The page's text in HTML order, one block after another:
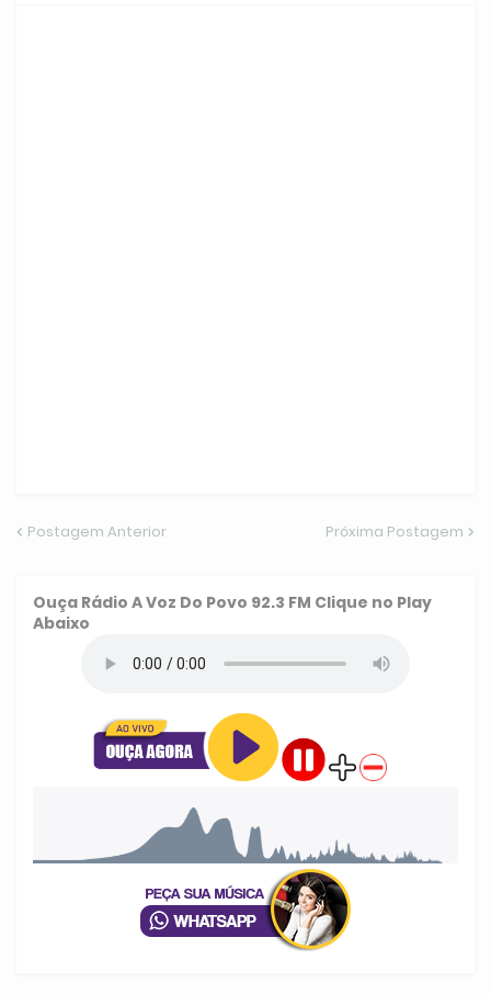
Postagem Anterior Próxima Postagem
Ouça Rádio A Voz Do Povo 92.3 FM Clique no Play
Abaixo